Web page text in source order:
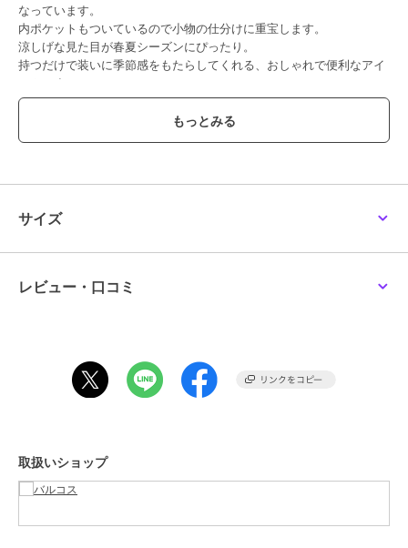
なっています。
内ポケットもついているので小物の仕分けに重宝します。
涼しげな見た目が春夏シーズンにぴったり。
持つだけで装いに季節感をもたらしてくれる、おしゃれで便利なアイ
テムです。
バルコスは、『現代女性のライフシーンを美しく、豊かにする』をコ
【備考】内部：オープンポケット×1 外部：- 付属品：チャーム
商品カテゴリ バッグ ／ハンドバッグ
カラー
サイズ
レビュー・口コミ
取扱いショップ